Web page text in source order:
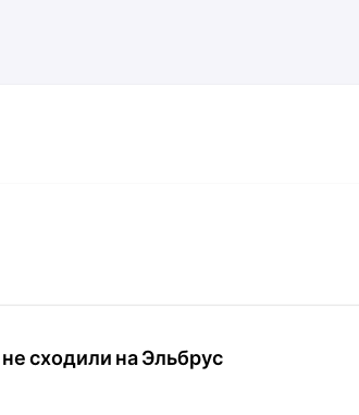
сходили на Эльбрус